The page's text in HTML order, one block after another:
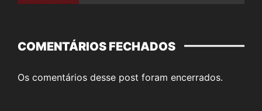
COMENTÁRIOS FECHADOS
Os comentários desse post foram encerrados.